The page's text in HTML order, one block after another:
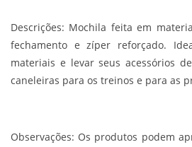
Descrições: Mochila feita em
fechamento e zíper reforçado.
materiais e levar seus acessórios
caneleiras para os treinos e para as
Observações: Os produtos podem